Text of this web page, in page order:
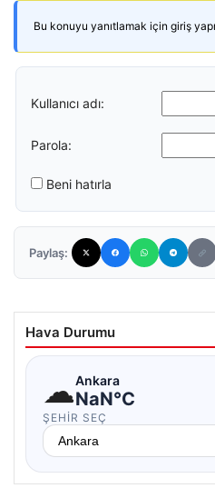
Bu konuyu yanıtlamak için giriş
Kullanıcı adı:
Parola:
Beni hatırla
Paylaş:
Hava Durumu
☁Ankara
NaN°C
ŞEHIR SEÇ